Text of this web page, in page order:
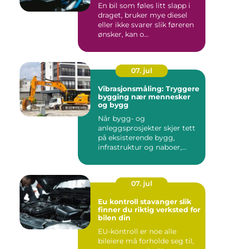
En bil som føles litt slapp i
draget, bruker mye diesel
eller ikke svarer slik føreren
ønsker, kan o...
07. jul
Vibrasjonsmåling: Tryggere
bygging nær mennesker
og bygg
Når bygg- og
anleggsprosjekter skjer tett
på eksisterende bygg,
infrastruktur og naboer,...
07. jul
Eu kontroll stavanger slik
finner du riktig verksted for
bilen din
EU-kontroll er noe alle
bileiere må forholde seg til,